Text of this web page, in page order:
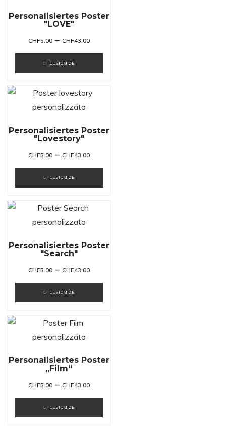
Personalisiertes Poster
"LOVE"
CHF5.00 – CHF43.00
CUSTOMIZE
Personalisiertes Poster
"Lovestory"
CHF5.00 – CHF43.00
CUSTOMIZE
Personalisiertes Poster
"Search"
CHF5.00 – CHF43.00
CUSTOMIZE
Personalisiertes Poster
„Film“
CHF5.00 – CHF43.00
CUSTOMIZE